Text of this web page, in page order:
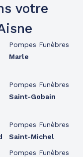
votre
Pompes Funèbres
Marle
Pompes Funèbres
Saint-Gobain
Pompes Funèbres
Saint-Michel
Pompes Funèbres